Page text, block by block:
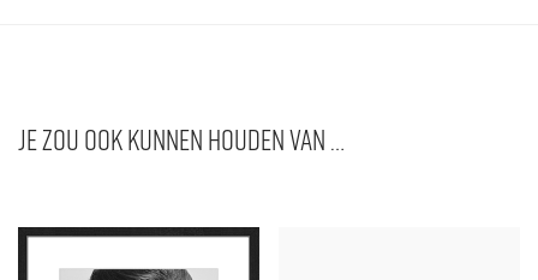
Je zou ook kunnen houden van …